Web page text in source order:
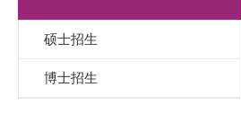
硕士招生
博士招生